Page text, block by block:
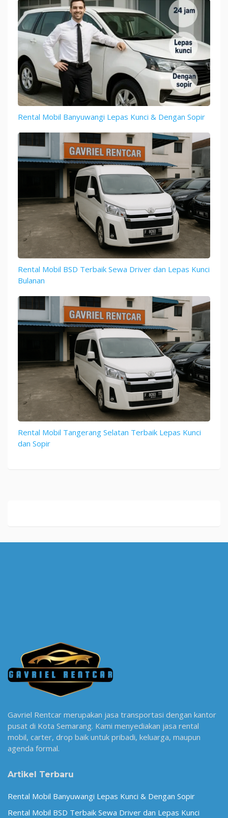
Rental Mobil Banyuwangi Lepas Kunci & Dengan Sopir
Rental Mobil BSD Terbaik Sewa Driver dan Lepas Kunci
Bulanan
Rental Mobil Tangerang Selatan Terbaik Lepas Kunci
dan Sopir
Gavriel Rentcar merupakan jasa transportasi dengan kantor
pusat di Kota Semarang. Kami menyediakan jasa rental
mobil, carter, drop baik untuk pribadi, keluarga, maupun
agenda formal.
Artikel Terbaru
Rental Mobil Banyuwangi Lepas Kunci & Dengan Sopir
Rental Mobil BSD Terbaik Sewa Driver dan Lepas Kunci